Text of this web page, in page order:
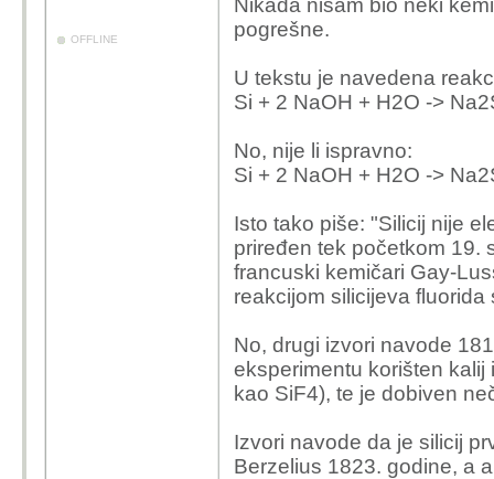
OFFLINE
Nikada nisam bio neki
pogrešne.
U tekstu je navedena
Si + 2 NaOH + H2O ->
No, nije li ispravno:
Si + 2 NaOH + H2O ->
Isto tako piše: "Silicij nije
priređen tek početkom 19.
francuski kemičari Gay-
reakcijom silicijeva fluorida
No, drugi izvori navode
eksperimentu korišten kalij
kao SiF4), te je dobiven
Izvori navode da je silicij
Berzelius 1823. godine, a